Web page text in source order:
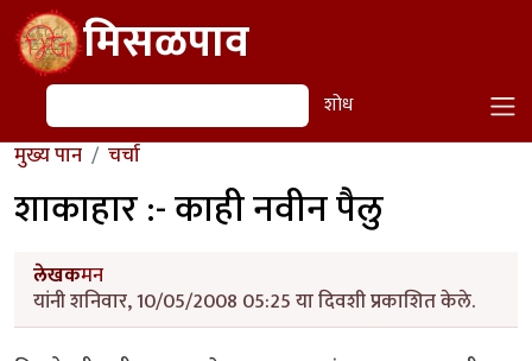
Skip to main contentमिसळपाव
शोध शोध
मुख्य पान चर्चा
शाकाहार :- काही नवीन पैलु
लेखकमन
यांनी शनिवार, 10/05/2008 05:25 या दिवशी प्रकाशित केले.